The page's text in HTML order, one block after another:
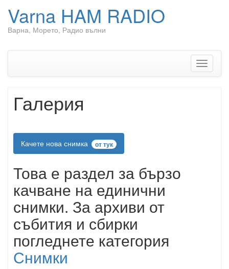
Varna HAM RADIO
Варна, Морето, Радио вълни
Toggle
Галерия
Качете нова снимка от тук
Това е раздел за бързо
качване на единични
снимки. За архиви от
събития и сбирки
погледнете категория
Снимки